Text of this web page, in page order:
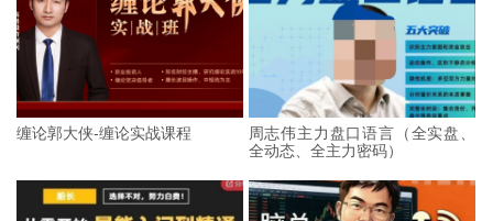
缠论郭大侠-缠论实战课程
周志伟主力盘口语言（全实盘、
全动态、全主力密码）